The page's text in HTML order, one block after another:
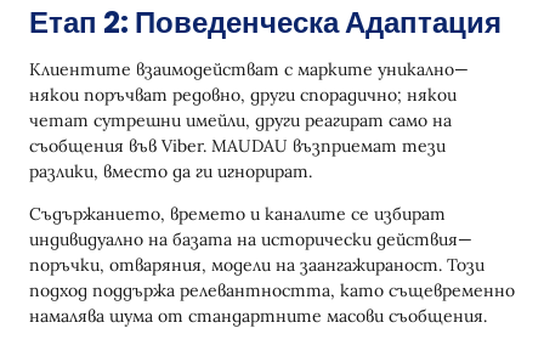
Етап 2: Поведенческа Адаптация
Клиентите взаимодействат с марките уникално—
някои поръчват редовно, други спорадично; някои
четат сутрешни имейли, други реагират само на
съобщения във Viber. MAUDAU възприемат тези
разлики, вместо да ги игнорират.
Съдържанието, времето и каналите се избират
индивидуално на базата на исторически действия—
поръчки, отваряния, модели на заангажираност. Този
подход поддържа релевантността, като същевременно
намалява шума от стандартните масови съобщения.